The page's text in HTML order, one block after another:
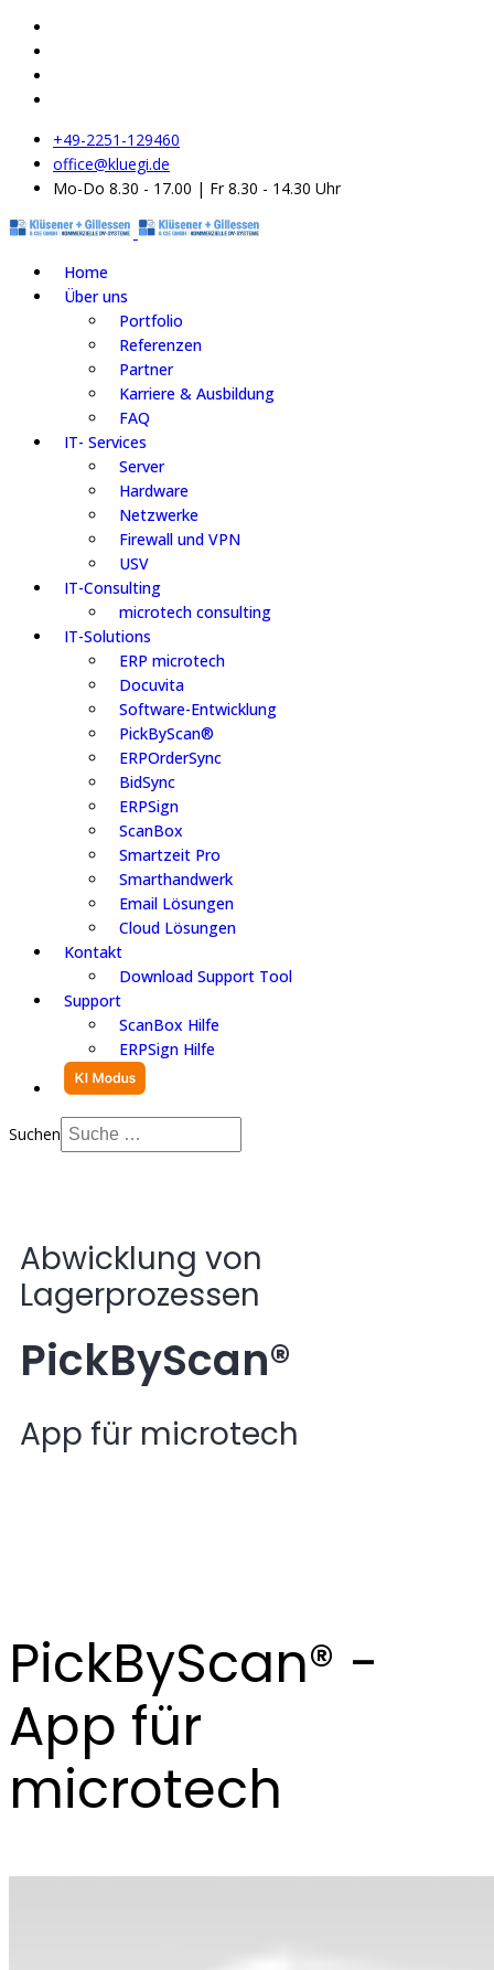
+49-2251-129460
office@kluegi.de
Mo-Do 8.30 - 17.00 | Fr 8.30 - 14.30 Uhr
Home
Über uns
Portfolio
Referenzen
Partner
Karriere & Ausbildung
FAQ
IT- Services
Server
Hardware
Netzwerke
Firewall und VPN
USV
IT-Consulting
microtech consulting
IT-Solutions
ERP microtech
Docuvita
Software-Entwicklung
PickByScan®
ERPOrderSync
BidSync
ERPSign
ScanBox
Smartzeit Pro
Smarthandwerk
Email Lösungen
Cloud Lösungen
Kontakt
Download Support Tool
Support
ScanBox Hilfe
ERPSign Hilfe
Suchen
Abwicklung von
Lagerprozessen
PickByScan®
App für microtech
PickByScan® -
App für
microtech